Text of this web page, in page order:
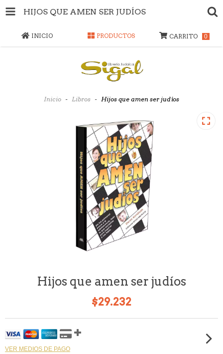
HIJOS QUE AMEN SER JUDÍOS
INICIO PRODUCTOS CARRITO 0
Inicio - Libros - Hijos que amen ser judíos
Hijos que amen ser judíos
$29.232
VER MEDIOS DE PAGO